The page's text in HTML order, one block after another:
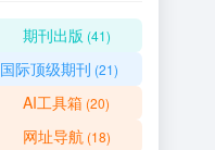
期刊出版 (41)
国际顶级期刊 (21)
AI工具箱 (20)
网址导航 (18)